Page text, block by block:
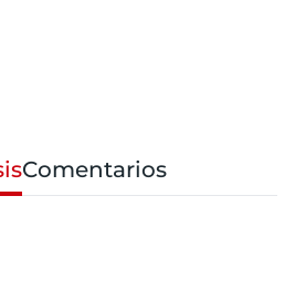
Comentarios